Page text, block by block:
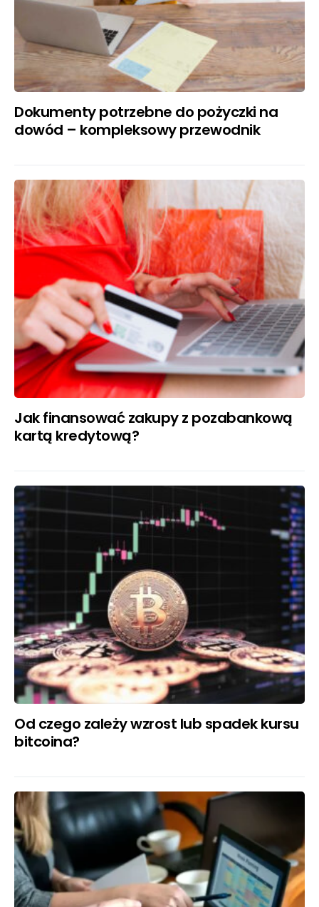
Dokumenty potrzebne do pożyczki na
dowód – kompleksowy przewodnik
Jak finansować zakupy z pozabankową
kartą kredytową?
Od czego zależy wzrost lub spadek kursu
bitcoina?